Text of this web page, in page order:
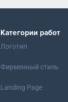
Категории работ
Логотип
Фирменный стиль
Landing Page